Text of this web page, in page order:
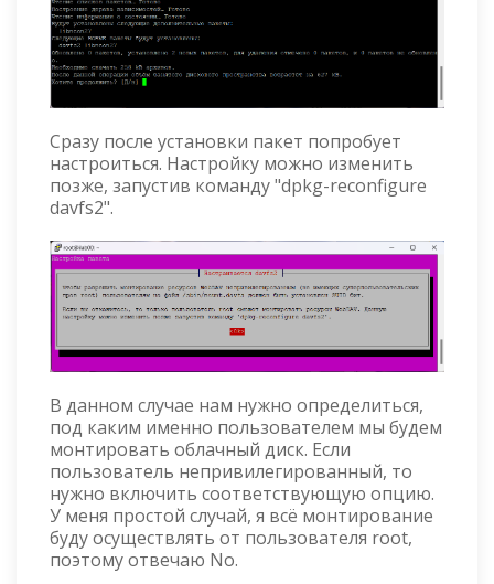
Сразу после установки пакет попробует
настроиться. Настройку можно изменить
позже, запустив команду "dpkg-reconfigure
davfs2".
В данном случае нам нужно определиться,
под каким именно пользователем мы будем
монтировать облачный диск. Если
пользователь непривилегированный, то
нужно включить соответствующую опцию.
У меня простой случай, я всё монтирование
буду осуществлять от пользователя root,
поэтому отвечаю No.